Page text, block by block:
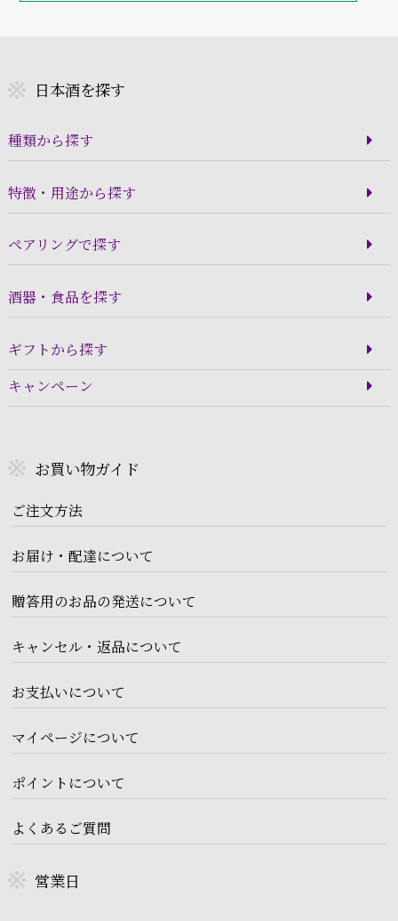
日本酒を探す
種類から探す
特徴・用途から探す
ペアリングで探す
酒器・食品を探す
ギフトから探す
キャンペーン
お買い物ガイド
ご注文方法
お届け・配達について
贈答用のお品の発送について
キャンセル・返品について
お支払いについて
マイページについて
ポイントについて
よくあるご質問
営業日